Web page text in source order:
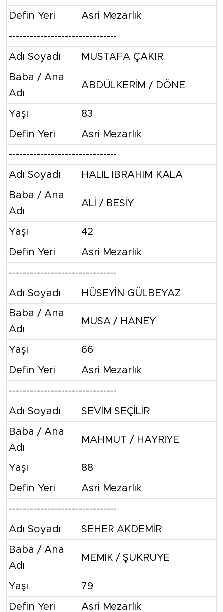
Defin Yeri Asri Mezarlık
-------------------------------
Adı Soyadı MUSTAFA ÇAKIR
Baba / Ana
Adı
ABDÜLKERİM / DÖNE
Yaşı 83
Defin Yeri Asri Mezarlık
-------------------------------
Adı Soyadı HALİL İBRAHİM KALA
Baba / Ana
Adı
ALİ / BESİY
Yaşı 42
Defin Yeri Asri Mezarlık
-------------------------------
Adı Soyadı HÜSEYİN GÜLBEYAZ
Baba / Ana
Adı
MUSA / HANEY
Yaşı 66
Defin Yeri Asri Mezarlık
-------------------------------
Adı Soyadı SEVİM SEÇİLİR
Baba / Ana
Adı
MAHMUT / HAYRİYE
Yaşı 88
Defin Yeri Asri Mezarlık
-------------------------------
Adı Soyadı SEHER AKDEMİR
Baba / Ana
Adı
MEMİK / ŞÜKRÜYE
Yaşı 79
Defin Yeri Asri Mezarlık